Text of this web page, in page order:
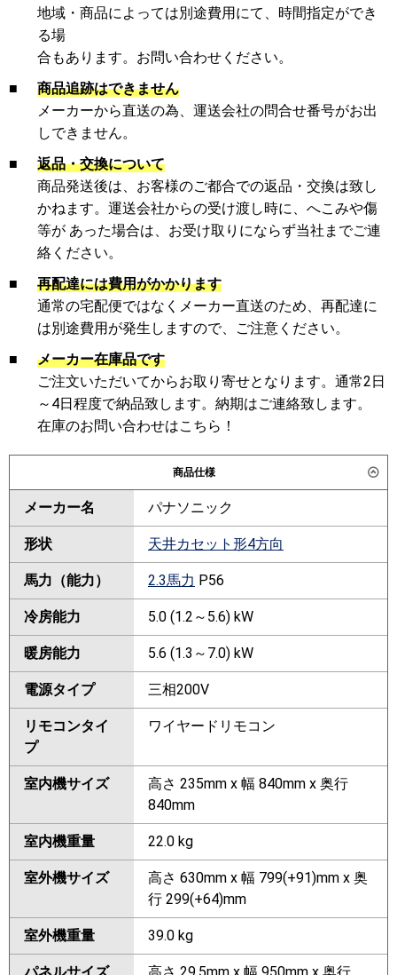
地域・商品によっては別途費用にて、時間指定ができ
る場
合もあります。お問い合わせください。
■
商品追跡はできません
メーカーから直送の為、運送会社の問合せ番号がお出
しできません。
■
返品・交換について
商品発送後は、お客様のご都合での返品・交換は致し
かねます。運送会社からの受け渡し時に、へこみや傷
等が あった場合は、お受け取りにならず当社までご連
絡ください。
■
再配達には費用がかかります
通常の宅配便ではなくメーカー直送のため、再配達に
は別途費用が発生しますので、ご注意ください。
■
メーカー在庫品です
ご注文いただいてからお取り寄せとなります。通常2日
～4日程度で納品致します。納期はご連絡致します。
在庫のお問い合わせはこちら！
商品仕様
メーカー名 パナソニック
形状 天井カセット形4方向
馬力（能力） 2.3馬力 P56
冷房能力 5.0 (1.2～5.6) kW
暖房能力 5.6 (1.3～7.0) kW
電源タイプ 三相200V
リモコンタイ
プ
ワイヤードリモコン
室内機サイズ
高さ 235mm x 幅 840mm x 奥行
840mm
室内機重量 22.0 kg
室外機サイズ
高さ 630mm x 幅 799(+91)mm x 奥
行 299(+64)mm
室外機重量 39.0 kg
パネルサイズ
高さ 29.5mm x 幅 950mm x 奥行